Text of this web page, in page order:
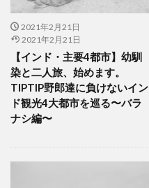
2021年2月21日
2021年2月21日
【インド・主要4都市】幼馴
染と二人旅、始めます。
TIPTIP野郎達に負けないイン
ド観光4大都市を巡る〜バラ
ナシ編〜